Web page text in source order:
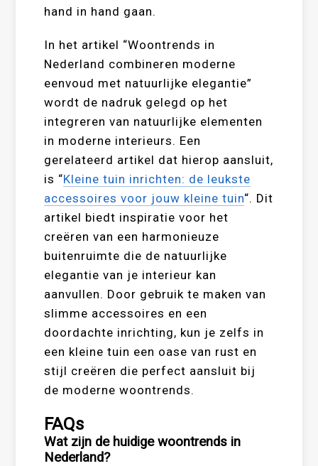
hand in hand gaan.
In het artikel “Woontrends in
Nederland combineren moderne
eenvoud met natuurlijke elegantie”
wordt de nadruk gelegd op het
integreren van natuurlijke elementen
in moderne interieurs. Een
gerelateerd artikel dat hierop aansluit,
is “Kleine tuin inrichten: de leukste
accessoires voor jouw kleine tuin“. Dit
artikel biedt inspiratie voor het
creëren van een harmonieuze
buitenruimte die de natuurlijke
elegantie van je interieur kan
aanvullen. Door gebruik te maken van
slimme accessoires en een
doordachte inrichting, kun je zelfs in
een kleine tuin een oase van rust en
stijl creëren die perfect aansluit bij
de moderne woontrends.
FAQs
Wat zijn de huidige woontrends in
Nederland?